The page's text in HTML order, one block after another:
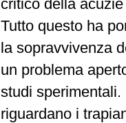
critico della
Tutto questo ha
la sopravvivenza
un problema
studi
riguardano i